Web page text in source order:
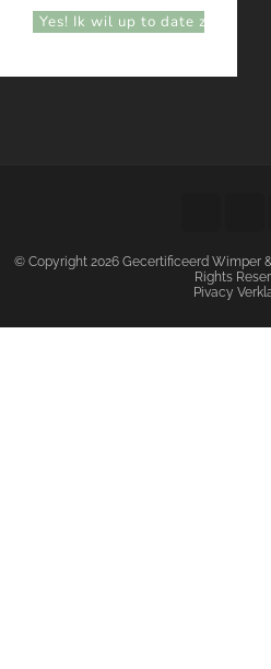
© Copyright 2026 Gecertificeerd Wimper
Rights
Pivacy